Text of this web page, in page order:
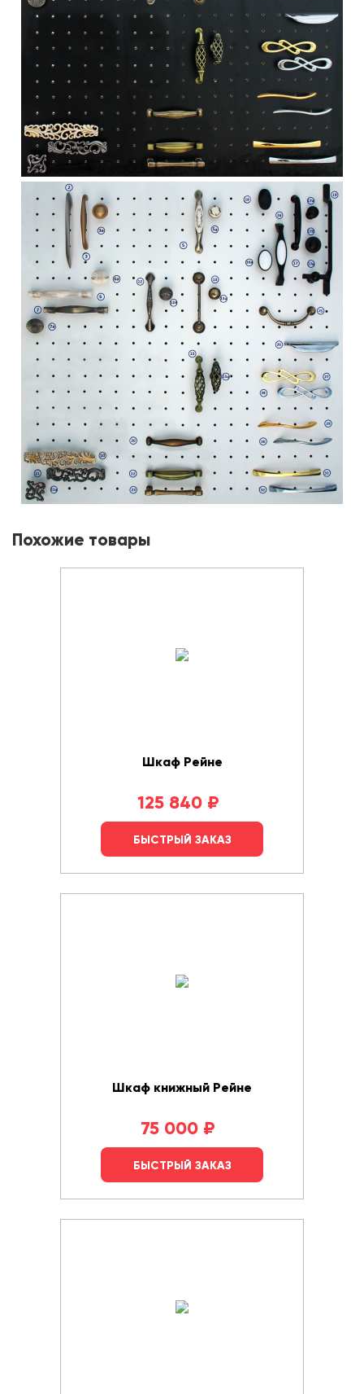
Похожие товары
Шкаф Рейне
125 840 ₽
БЫСТРЫЙ ЗАКАЗ
Шкаф книжный Рейне
75 000 ₽
БЫСТРЫЙ ЗАКАЗ